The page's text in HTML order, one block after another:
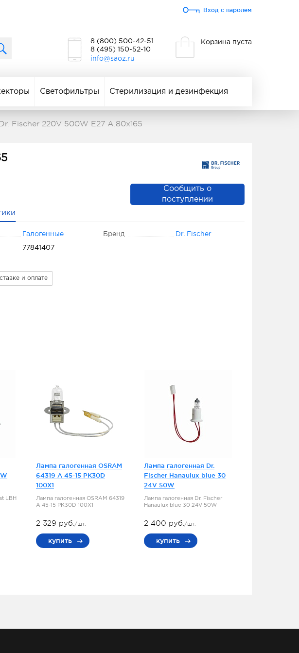
Вход с паролем
8 (800) 500-42-51
8 (495) 150-52-10
info@saoz.ru
Корзина пуста
Светофильтры Стерилизация и дезинфекция
Fischer 220V 500W E27 A.80x165
Сообщить о
поступлении
Галогенные
77841407
Бренд Dr. Fischer
и оплате
LBH
Лампа галогенная OSRAM
64319 A 45-15 PK30D
100X1
Лампа галогенная OSRAM 64319
A 45-15 PK30D 100X1
2 329 руб./шт.
купить
Лампа галогенная Dr.
Fischer Hanaulux blue 30
24V 50W
Лампа галогенная Dr. Fischer
Hanaulux blue 30 24V 50W
2 400 руб./шт.
купить